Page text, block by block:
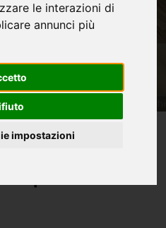
le interazioni di
annunci più
impostazioni
Con